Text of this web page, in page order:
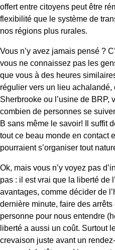
offert entre citoyens peut être
flexibilité que le système de
nos régions plus rurales.
Vous n’y avez jamais pensé ?
vous ne connaissez pas les
que vous à des heures
régulier vers un lieu
Sherbrooke ou l’usine de BRP,
combien de personnes se
B sans même le savoir! Il suffit
tout ce beau monde en contact
pourraient s’organiser tout
Ok, mais vous n’y voyez pas
pas : il est vrai que la liberté de
avantages, comme décider de
dernière minute, faire des
personne pour nous entendre
liberté a aussi un coût. Surtout
crevaison juste avant un